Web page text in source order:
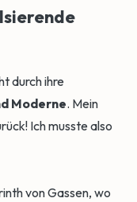
durch ihre
Moderne. Mein
Ich musste also
von Gassen, wo